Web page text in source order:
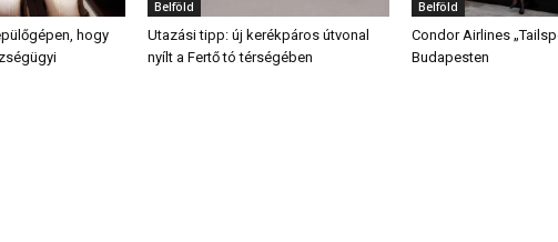
hogy
Belföld
Utazási tipp: új kerékpáros útvonal
nyílt a Fertő tó térségében
Belföld
Condor Airlines
Budapesten